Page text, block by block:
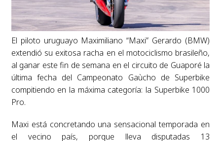
El piloto uruguayo Maximiliano “Maxi” Gerardo (BMW)
extendió su exitosa racha en el motociclismo brasileño,
al ganar este fin de semana en el circuito de Guaporé la
última fecha del Campeonato Gaùcho de Superbike
compitiendo en la máxima categoría: la Superbike 1000
Pro.
Maxi está concretando una sensacional temporada en
el vecino país, porque lleva disputadas 13